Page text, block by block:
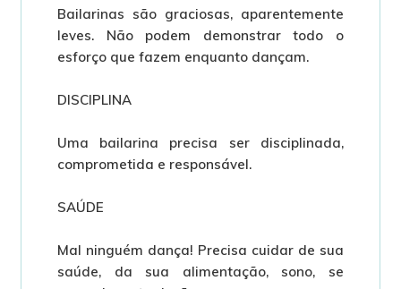
Bailarinas são graciosas, aparentemente
leves. Não podem demonstrar todo o
esforço que fazem enquanto dançam.
DISCIPLINA
Uma bailarina precisa ser disciplinada,
comprometida e responsável.
SAÚDE
Mal ninguém dança! Precisa cuidar de sua
saúde, da sua alimentação, sono, se